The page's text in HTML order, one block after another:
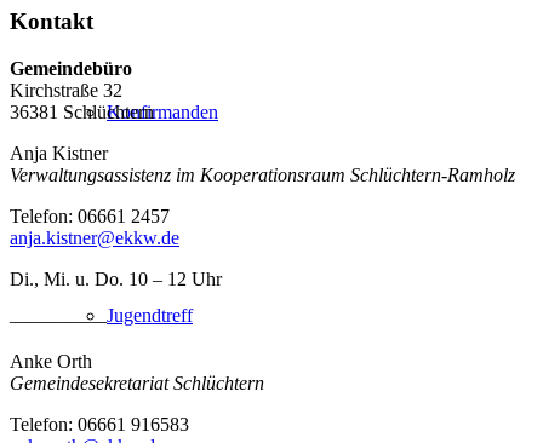
Konfirmanden
Jugendtreff
Kontakt
Gemeindebüro
Kirchstraße 32
36381 Schlüchtern
Anja Kistner
Verwaltungsassistenz im Kooperationsraum Schlüchtern-Ramholz
Telefon: 06661 2457
anja.kistner@ekkw.de
Di., Mi. u. Do. 10 – 12 Uhr
—————
Anke Orth
Gemeindesekretariat Schlüchtern
Telefon: 06661 916583